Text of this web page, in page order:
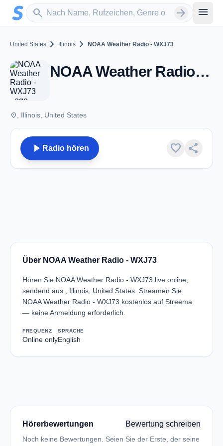
Zum Hauptinhalt springen
search
Sender suchen arrow_forward menu
United States chevron_right Illinois chevron_right NOAA Weather Radio - WXJ73
NOAA Weather Radio - WXJ73 - IL
place , Illinois, United States
play_arrow Radio hören favorite share
Über NOAA Weather Radio - WXJ73
Hören Sie NOAA Weather Radio - WXJ73 live online,
sendend aus , Illinois, United States. Streamen Sie
NOAA Weather Radio - WXJ73 kostenlos auf Streema
— keine Anmeldung erforderlich.
FREQUENZ
Online only
SPRACHE
English
Hörerbewertungen Bewertung schreiben
Noch keine Bewertungen. Seien Sie der Erste, der seine